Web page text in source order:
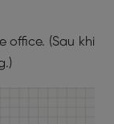
office. (Sau khi